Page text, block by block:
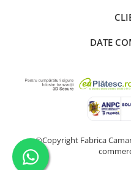
DATE
©Copyright Fabrica